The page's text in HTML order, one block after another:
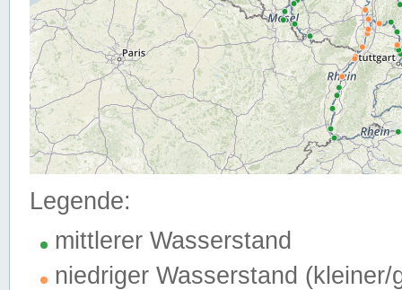
Legende:
mittlerer Wasserstand
niedriger Wasserstand (kleiner/